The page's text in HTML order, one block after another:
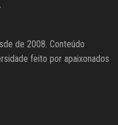
de 2008. Conteúdo
feito por apaixonados